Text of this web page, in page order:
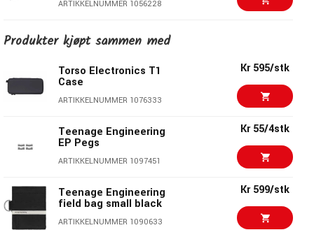
ARTIKKELNUMMER 1056228
Moog Matriarch Dust
Cover
ARTIKKELNUMMER 1077826
QSC KS LOC Lock Out
Cover KS
ARTIKKELNUMMER 1057370
Kr 205/stk
sE Electronics MP03 -
Pouch MC1/MC2
ARTIKKELNUMMER 1093709
Kr 210/stk
Decksaver Pioneer Kr 485/stk
Produkter kjøpt sammen med
Torso Electronics T1
Case
ARTIKKELNUMMER 1076333
Kr 595/stk
Teenage Engineering
EP Pegs
ARTIKKELNUMMER 1097451
Kr 55/4stk
Teenage Engineering
field bag small black
ARTIKKELNUMMER 1090633
Kr 599/stk